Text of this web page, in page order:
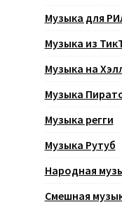
Музыка для
Музыка из
Музыка на
Музыка
Музыка регги
Музыка Рутуб
Народная
Смешная